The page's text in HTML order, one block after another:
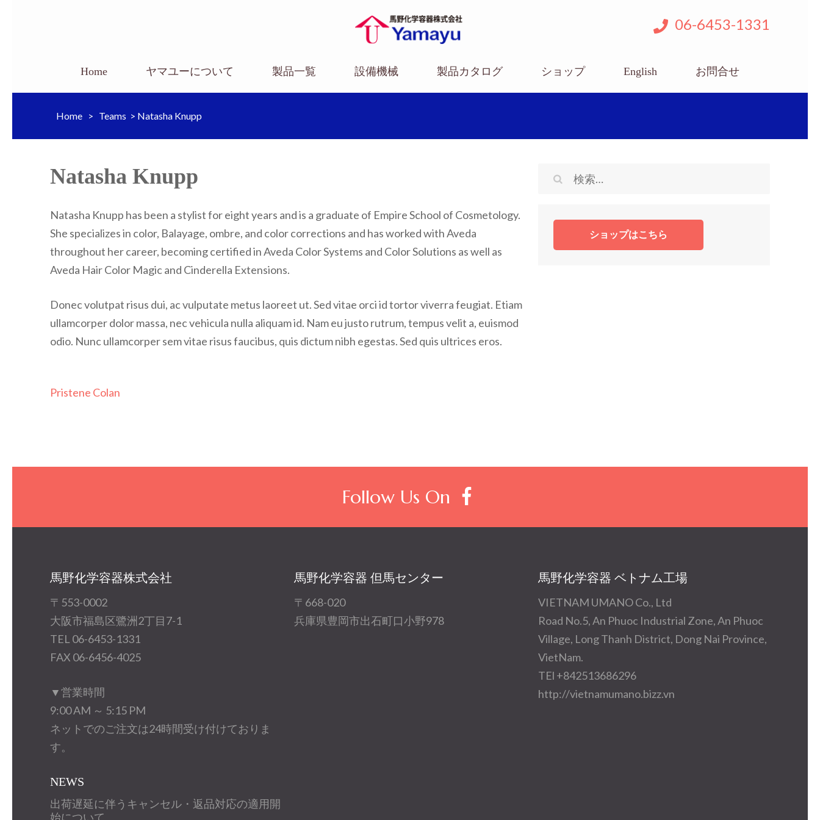
06-6453-1331
会社
Home ヤマユーについて 製品一覧 設備機械 製品カタログ ショップ English お問合せ
Home > Teams > Natasha Knupp
Natasha Knupp
Natasha Knupp has been a stylist for eight years and is a graduate of Empire School of Cosmetology.
She specializes in color, Balayage, ombre, and color corrections and has worked with Aveda
throughout her career, becoming certified in Aveda Color Systems and Color Solutions as well as
Aveda Hair Color Magic and Cinderella Extensions.
Donec volutpat risus dui, ac vulputate metus laoreet ut. Sed vitae orci id tortor viverra feugiat. Etiam
ullamcorper dolor massa, nec vehicula nulla aliquam id. Nam eu justo rutrum, tempus velit a, euismod
odio. Nunc ullamcorper sem vitae risus faucibus, quis dictum nibh egestas. Sed quis ultrices eros.
投
ゲ
Pristene Colan
検
ショップはこちら
Follow Us On
馬野化学容器株式会社
〒553-0002
大阪市福島区鷺洲2丁目7-1
TEL 06-6453-1331
FAX 06-6456-4025
▼営業時間
9:00 AM ～ 5:15 PM
ネットでのご注文は24時間受け付けておりま
す。
NEWS
出荷遅延に伴うキャンセル・返品対応の適用開
始について
馬野化学容器 但馬センター
〒668-020
兵庫県豊岡市出石町口小野978
馬野化学容器 ベトナム工場
VIETNAM UMANO Co., Ltd
Road No.5, An Phuoc Industrial Zone, An Phuoc
Village, Long Thanh District, Dong Nai Province,
VietNam.
TEl +842513686296
http://vietnamumano.bizz.vn